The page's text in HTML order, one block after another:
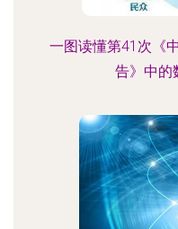
一图读懂第41次《
告》中的